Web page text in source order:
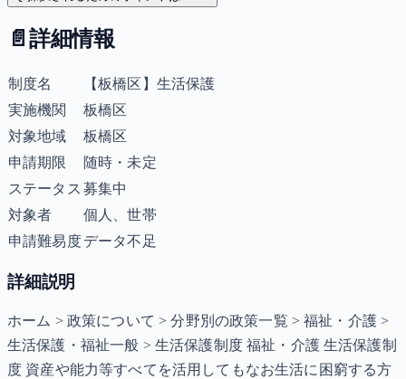
📄 詳細情報
制度名
【板橋区】生活保護
実施機関
板橋区
対象地域
板橋区
申請期限
随時・未定
ステータス 募集中
対象者
個人、世帯
申請難易度データ不足
詳細説明
ホーム > 政策について > 分野別の政策一覧 > 福祉・介護 >
生活保護・福祉一般 > 生活保護制度 福祉・介護 生活保護制
度 資産や能力等すべてを活用してもなお生活に困窮する方